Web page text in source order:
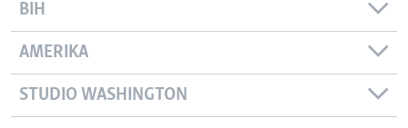
BIH
AMERIKA
STUDIO WASHINGTON